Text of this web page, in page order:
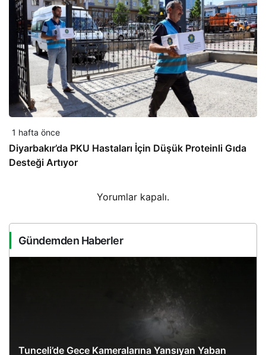
1 hafta önce
Diyarbakır’da PKU Hastaları İçin Düşük Proteinli Gıda
Desteği Artıyor
Yorumlar kapalı.
Gündemden Haberler
Tunceli’de Gece Kameralarına Yansıyan Yaban